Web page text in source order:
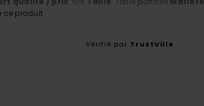
/5
ce produit
Vérifié par TrustVille